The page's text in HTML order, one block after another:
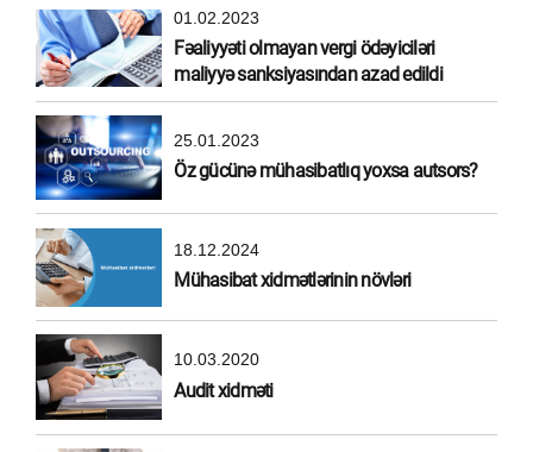
01.02.2023
Fəaliyyəti olmayan vergi ödəyiciləri
maliyyə sanksiyasından azad edildi
25.01.2023
Öz gücünə mühasibatlıq yoxsa autsors?
18.12.2024
Mühasibat xidmətlərinin növləri
10.03.2020
Audit xidməti